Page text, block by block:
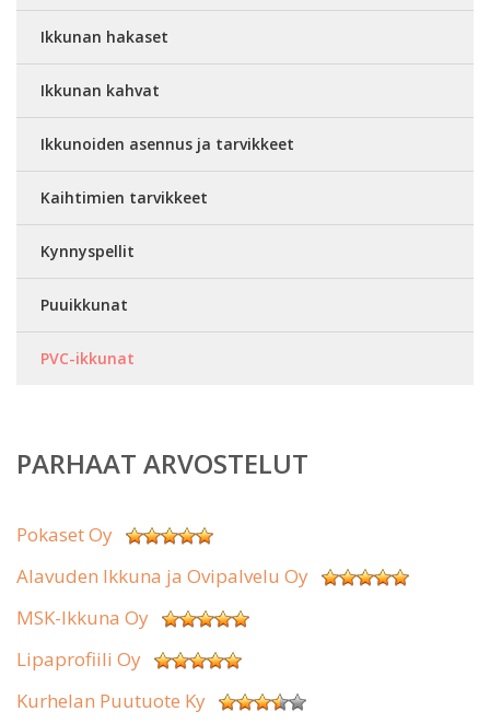
Ikkunan hakaset
Ikkunan kahvat
Ikkunoiden asennus ja tarvikkeet
Kaihtimien tarvikkeet
Kynnyspellit
Puuikkunat
PVC-ikkunat
PARHAAT ARVOSTELUT
Pokaset Oy
Alavuden Ikkuna ja Ovipalvelu Oy
MSK-Ikkuna Oy
Lipaprofiili Oy
Kurhelan Puutuote Ky